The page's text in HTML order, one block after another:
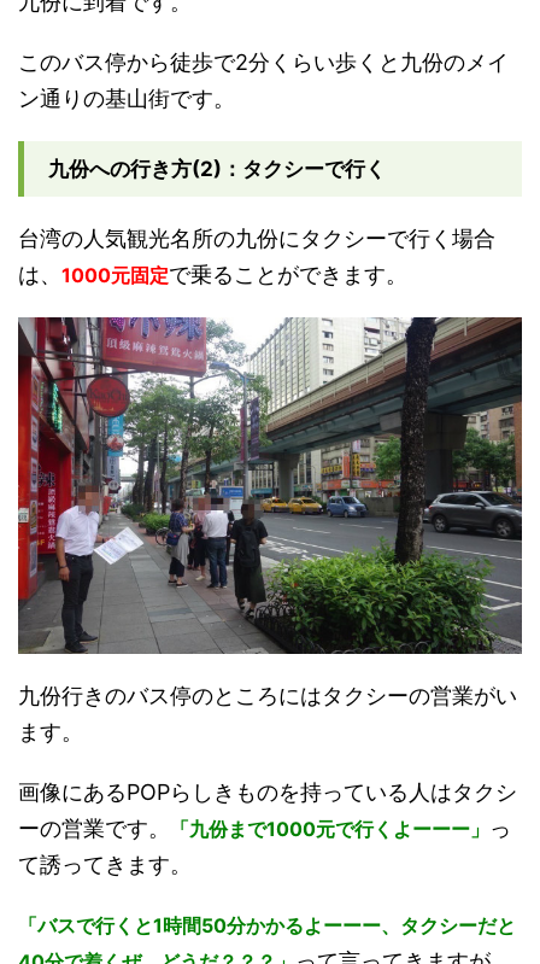
このバス停から徒歩で2分くらい歩くと九份のメイ
ン通りの基山街です。
九份への行き方(2)：タクシーで行く
台湾の人気観光名所の九份にタクシーで行く場合
は、 1000元固定で乗ることができます。
九份行きのバス停のところにはタクシーの営業がい
ます。
画像にあるPOPらしきものを持っている人はタクシ
ーの営業です。
「九份まで1000元で行くよーーー」 っ
て誘ってきます。
「バスで行くと1時間50分かかるよーーー、タクシーだと